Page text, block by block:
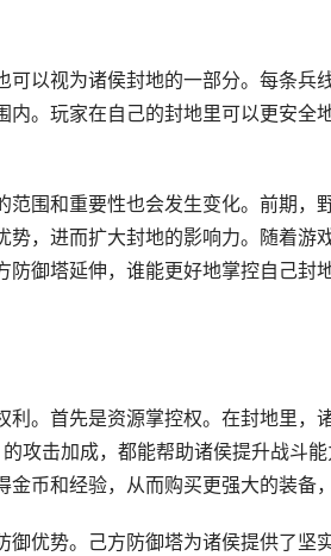
可以视为诸侯封地的一部分。每条兵
内。玩家在自己的封地里可以更安全
范围和重要性也会发生变化。前期，
，进而扩大封地的影响力。随着游
防御塔延伸，谁能更好地掌控自己封
利。首先是资源掌控权。在封地里
攻击加成，都能帮助诸侯提升战斗
币和经验，从而购买更强大的装备
御优势。己方防御塔为诸侯提供了坚